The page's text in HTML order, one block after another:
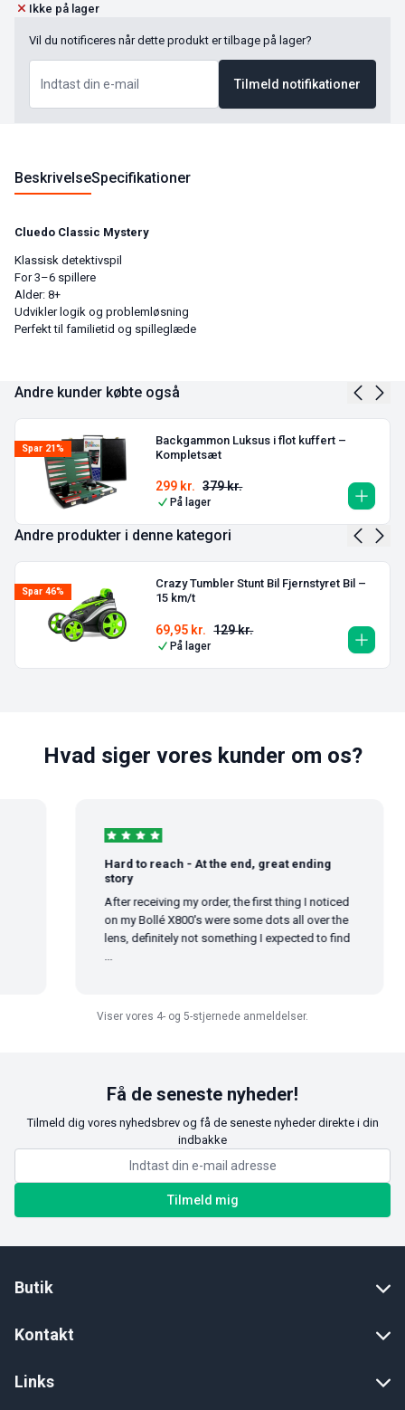
Ikke på lager
Vil du notificeres når dette produkt er tilbage på lager?
Tilmeld notifikationer
BeskrivelseSpecifikationer
Cluedo Classic Mystery
Klassisk detektivspil
For 3–6 spillere
Alder: 8+
Udvikler logik og problemløsning
Perfekt til familietid og spilleglæde
Andre kunder købte også
Spar 21%
Backgammon Luksus i flot kuffert –
Kompletsæt
379kr.
299 kr.
På lager
Andre produkter i denne kategori
Spar 46%
Crazy Tumbler Stunt Bil Fjernstyret Bil –
15 km/t
129kr.
69,95 kr.
På lager
Hvad siger vores kunder om os?
Hard to reach - At the end, great ending
story
After receiving my order, the first thing I noticed
on my Bollé X800's were some dots all over the
lens, definitely not something I expected to find
Viser vores 4- og 5-stjernede anmeldelser.
Få de seneste nyheder!
Tilmeld dig vores nyhedsbrev og få de seneste nyheder direkte i din
indbakke
Tilmeld mig
Butik
Kontakt
Links